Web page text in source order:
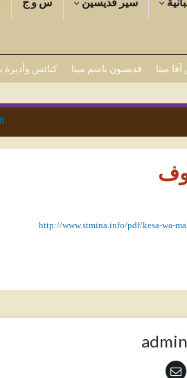
مينا قديسون باسم مينا كنائس وأديرة
http://www.stmina.info/pdf/kesa-wa-
admin